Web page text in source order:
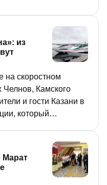
из
на скоростном
Камского
и гости Казани в
который
Марат